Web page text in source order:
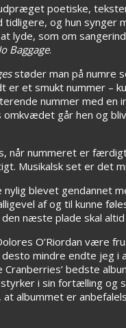
poetiske,
tidligere, og hun
lyde, som om
Baggage.
støder man på numre
er et smukt nummer –
nummer med
går hen og
når nummeret er
Musikalsk set er det
blevet gendannet
af og til kunne
næste plade skal
O’Riordan være
mindre endte jeg i
bedste
i sin fortælling
at albummet er